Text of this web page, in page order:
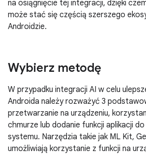
na osiągnięcie tej integracji, dzięki
może stać się częścią szerszego
Androidzie.
Wybierz metodę
W przypadku integracji AI w celu
Androida należy rozważyć 3
przetwarzanie na urządzeniu,
chmurze lub dodanie funkcji aplikacji
systemu. Narzędzia takie jak ML Kit,
umożliwiają korzystanie z funkcji na